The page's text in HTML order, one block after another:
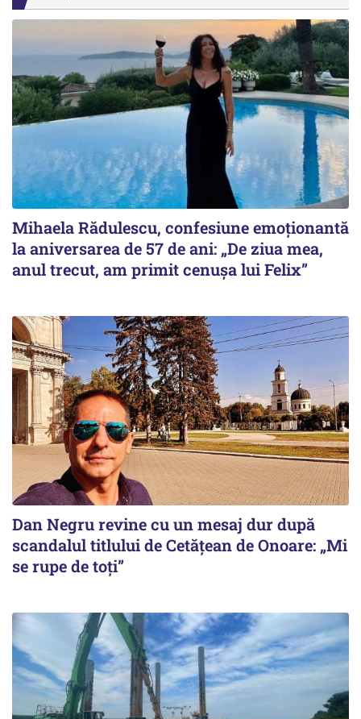
Mihaela Rădulescu, confesiune emoționantă
la aniversarea de 57 de ani: „De ziua mea,
anul trecut, am primit cenușa lui Felix”
Dan Negru revine cu un mesaj dur după
scandalul titlului de Cetățean de Onoare: „Mi
se rupe de toți”